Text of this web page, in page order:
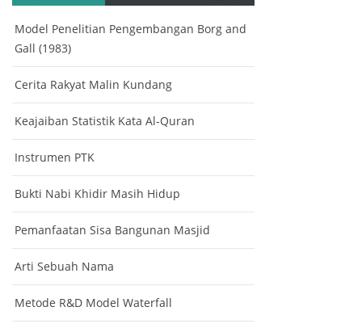
Model Penelitian Pengembangan Borg and
Gall (1983)
Cerita Rakyat Malin Kundang
Keajaiban Statistik Kata Al-Quran
Instrumen PTK
Bukti Nabi Khidir Masih Hidup
Pemanfaatan Sisa Bangunan Masjid
Arti Sebuah Nama
Metode R&D Model Waterfall